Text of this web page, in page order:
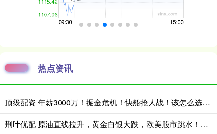
热点资讯
顶级配资 年薪3000万！掘金危机！快船抢人战！该怎么选择？
荆叶优配 原油直线拉升，黄金白银大跌，欧美股市跳水！中东再生变数：美国已拒绝伊朗就结束战争提出的书面方案